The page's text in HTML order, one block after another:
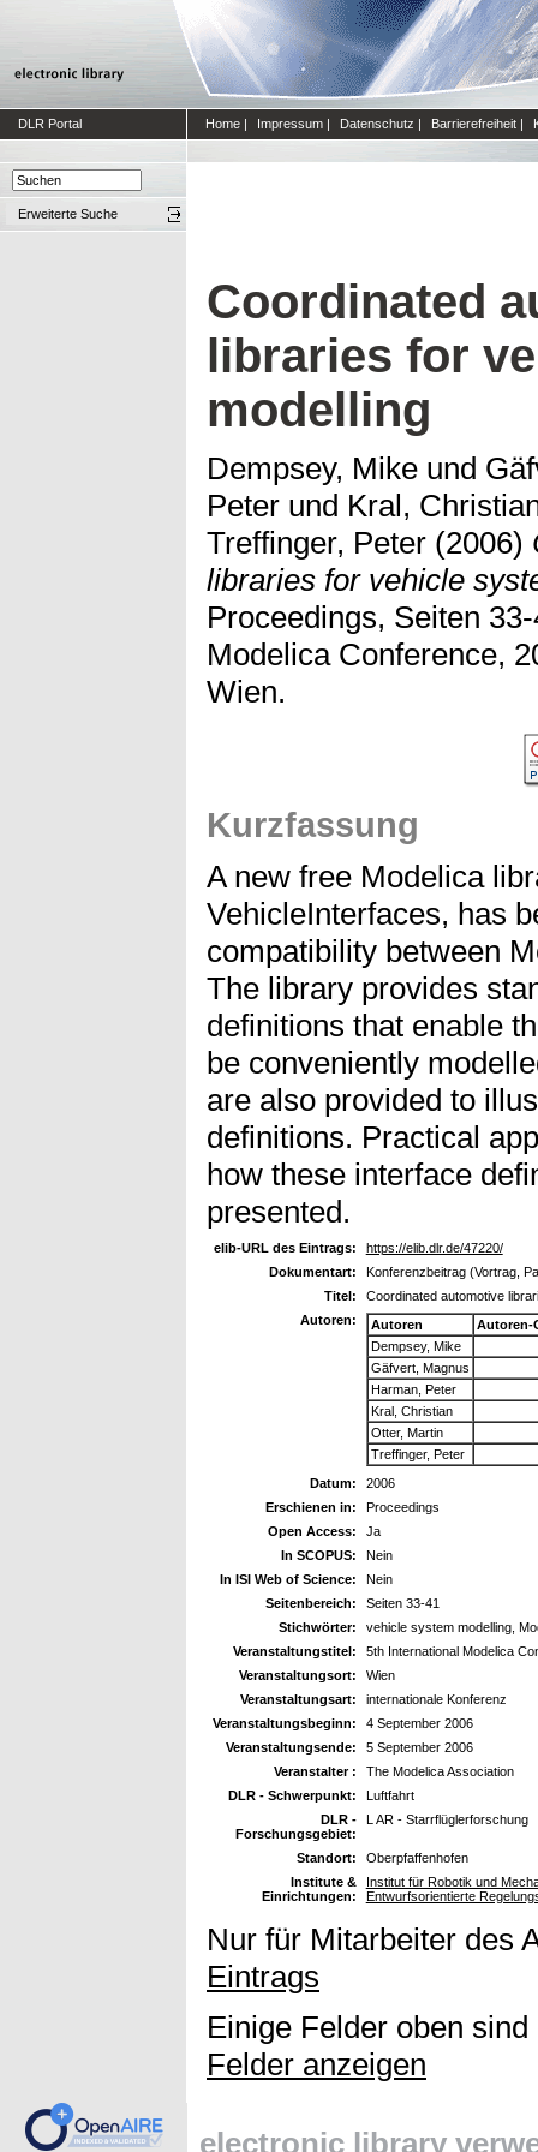
DLR Portal Home | Impressum | Datenschutz | Barrierefreiheit |
Erweiterte Suche
Coordinated
libraries for
modelling
Dempsey, Mike und
Peter und Kral,
Treffinger, Peter (2006)
libraries for vehicle
Proceedings, Seiten
Modelica Conference,
Wien.
Kurzfassung
A new free Modelica
VehicleInterfaces, has
compatibility between
The library provides
definitions that enable
be conveniently
are also provided to
definitions. Practical
how these interface
presented.
elib-URL des Eintrags:
https://elib.dlr.de/47220/
Dokumentart:
Konferenzbeitrag (Vortrag,
Titel:
Coordinated automotive
Autoren:
Autoren
Autoren-
Dempsey, Mike
Gäfvert, Magnus
Harman, Peter
Kral, Christian
Otter, Martin
Treffinger, Peter
Datum:
2006
Erschienen in:
Proceedings
Open Access:
Ja
In SCOPUS:
Nein
In ISI Web of Science:
Nein
Seitenbereich:
Seiten 33-41
Stichwörter:
vehicle system modelling,
Veranstaltungstitel:
5th International Modelica
Veranstaltungsort:
Wien
Veranstaltungsart:
internationale Konferenz
Veranstaltungsbeginn:
4 September 2006
Veranstaltungsende:
5 September 2006
Veranstalter :
The Modelica Association
DLR - Schwerpunkt:
Luftfahrt
DLR -
Forschungsgebiet:
L AR - Starrflüglerforschung
Standort:
Oberpfaffenhofen
Institute &
Einrichtungen:
Institut für Robotik und
Entwurfsorientierte
Nur für Mitarbeiter des
Eintrags
Einige Felder oben
Felder anzeigen
electronic library